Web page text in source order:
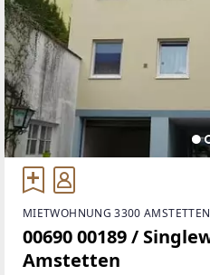
MIETWOHNUNG 3300 AMSTETTEN
00690 00189 /
Amstetten